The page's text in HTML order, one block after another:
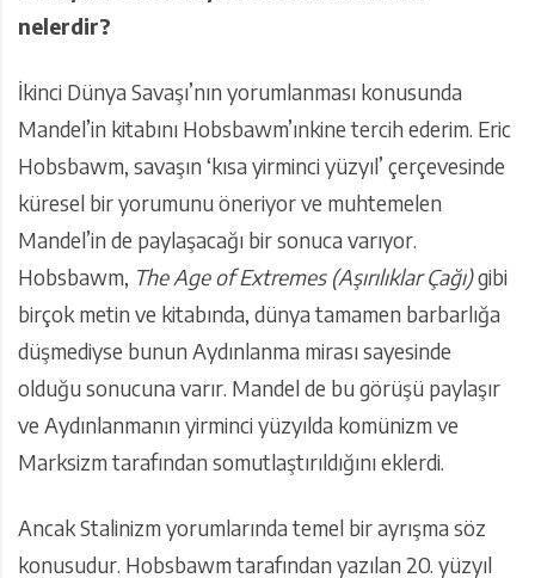
nelerdir?
İkinci Dünya Savaşı’nın yorumlanması konusunda
Mandel’in kitabını Hobsbawm’ınkine tercih ederim. Eric
Hobsbawm, savaşın ‘kısa yirminci yüzyıl’ çerçevesinde
küresel bir yorumunu öneriyor ve muhtemelen
Mandel’in de paylaşacağı bir sonuca varıyor.
Hobsbawm, The Age of Extremes (Aşırılıklar Çağı)gibi
birçok metin ve kitabında, dünya tamamen barbarlığa
düşmediyse bunun Aydınlanma mirası sayesinde
olduğu sonucuna varır. Mandel de bu görüşü paylaşır
ve Aydınlanmanın yirminci yüzyılda komünizm ve
Marksizm tarafından somutlaştırıldığını eklerdi.
Ancak Stalinizm yorumlarında temel bir ayrışma söz
konusudur. Hobsbawm tarafından yazılan 20. yüzyıl